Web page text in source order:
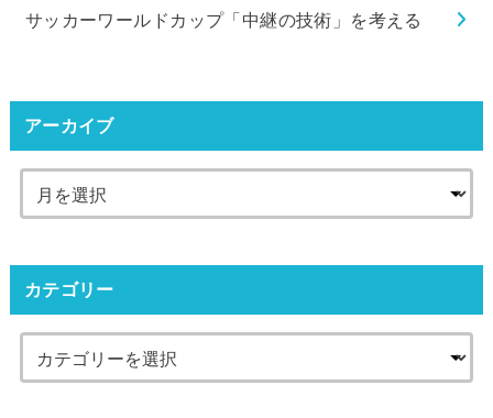
サッカーワールドカップ「中継の技術」を考える
アーカイブ
カテゴリー